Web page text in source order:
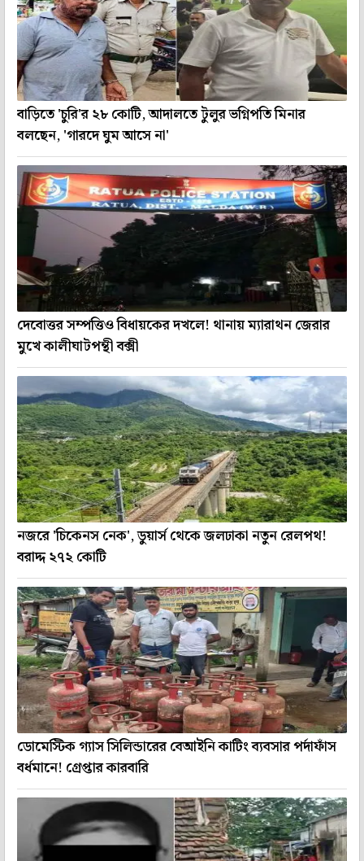
বাড়িতে 'চুরি'র ২৮ কোটি, আদালতে টুলুর ভগ্নিপতি মিনার
বলছেন, 'গারদে ঘুম আসে না'
দেবোত্তর সম্পত্তিও বিধায়কের দখলে! থানায় ম্যারাথন জেরার
মুখে কালীঘাটপন্থী বক্সী
নজরে 'চিকেনস নেক', ডুয়ার্স থেকে জলঢাকা নতুন রেলপথ!
বরাদ্দ ২৭২ কোটি
ডোমেস্টিক গ্যাস সিলিন্ডারের বেআইনি কাটিং ব্যবসার পর্দাফাঁস
বর্ধমানে! গ্রেপ্তার কারবারি